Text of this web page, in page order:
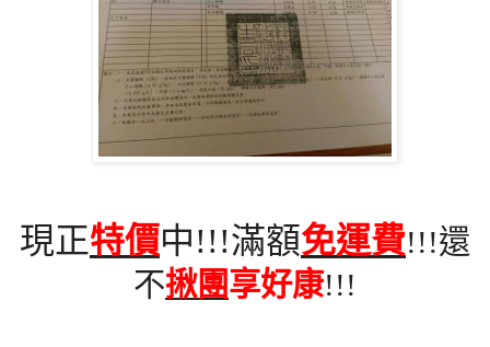
現正特價中!!!滿額免運費!!!還
不揪團享好康!!!